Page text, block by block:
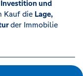
und
Kauf die Lage,
der Immobilie